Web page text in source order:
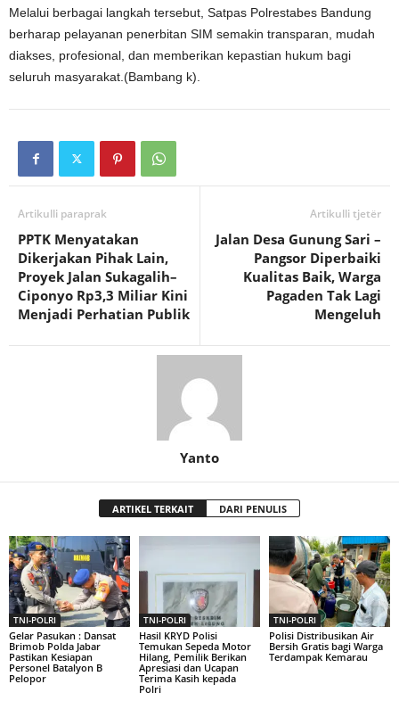
Melalui berbagai langkah tersebut, Satpas Polrestabes Bandung
berharap pelayanan penerbitan SIM semakin transparan, mudah
diakses, profesional, dan memberikan kepastian hukum bagi
seluruh masyarakat.(Bambang k).
Artikulli paraprak
PPTK Menyatakan
Dikerjakan Pihak Lain,
Proyek Jalan Sukagalih–
Ciponyo Rp3,3 Miliar Kini
Menjadi Perhatian Publik
Artikulli tjetër
Jalan Desa Gunung Sari –
Pangsor Diperbaiki
Kualitas Baik, Warga
Pagaden Tak Lagi
Mengeluh
Yanto
ARTIKEL TERKAIT DARI PENULIS
TNI-POLRI
Gelar Pasukan : Dansat
Brimob Polda Jabar
Pastikan Kesiapan
Personel Batalyon B
Pelopor
TNI-POLRI
Hasil KRYD Polisi
Temukan Sepeda Motor
Hilang, Pemilik Berikan
Apresiasi dan Ucapan
Terima Kasih kepada
Polri
TNI-POLRI
Polisi Distribusikan Air
Bersih Gratis bagi Warga
Terdampak Kemarau